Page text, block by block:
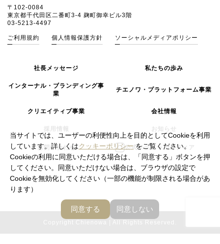
〒102-0084
東京都千代田区二番町3-4 麹町御幸ビル3階
03-5213-4497
ご利用規約 個人情報保護方針 ソーシャルメディアポリシー
社長メッセージ 私たちの歩み
インターナル・ブランディング事
業
チエノワ・プラットフォーム事業
クリエイティブ事業 会社情報
採用情報 お知らせ
お問い合わせ 公式ソーシャルメディア
当サイトでは、ユーザーの利便性向上を目的としてCookieを利用
しています。詳しくはクッキーポリシーをご覧ください。
Cookieの利用に同意いただける場合は、「同意する」ボタンを押
してください。同意いただけない場合は、ブラウザの設定で
Cookieを無効化してください（一部の機能が制限される場合があ
ります）
同意する 同意しない